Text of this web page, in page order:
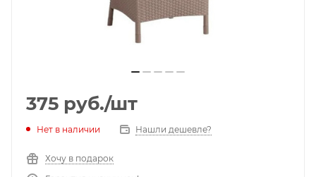
375 руб./шт
Нет в наличии Нашли дешевле?
Хочу в подарок